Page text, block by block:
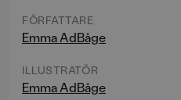
FÖRFATTARE
Emma AdBåge
ILLUSTRATÖR
Emma AdBåge